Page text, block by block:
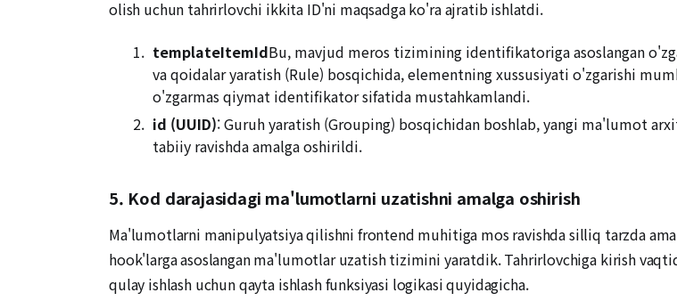
olish uchun tahrirlovchi ikkita ID'ni maqsadga ko'ra ajratib ishlatdi.
templateItemIdBu, mavjud meros tizimining identifikatoriga asoslangan
va qoidalar yaratish (Rule) bosqichida, elementning xussusiyati o'zgarishi
o'zgarmas qiymat identifikator sifatida mustahkamlandi.
id (UUID): Guruh yaratish (Grouping) bosqichidan boshlab, yangi ma'lumot
tabiiy ravishda amalga oshirildi.
5. Kod darajasidagi ma'lumotlarni uzatishni amalga oshirish
Ma'lumotlarni manipulyatsiya qilishni frontend muhitiga mos ravishda silliq tarzda
hook'larga asoslangan ma'lumotlar uzatish tizimini yaratdik. Tahrirlovchiga kirish
qulay ishlash uchun qayta ishlash funksiyasi logikasi quyidagicha.